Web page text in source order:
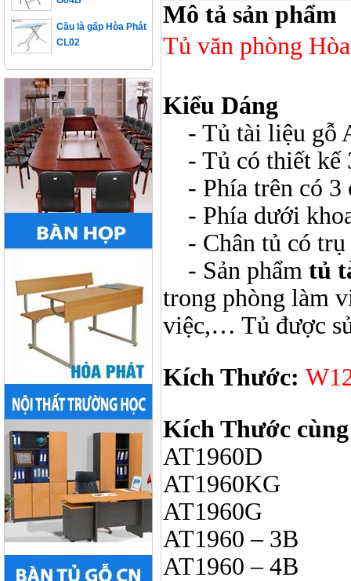
Mô tả sản phẩm
Tủ văn phòng
Kiểu Dáng
- Tủ tài liệu gỗ
- Tủ có thiết kế
- Phía trên có 3
- Phía dưới
- Chân tủ có trụ
- Sản phẩm tủ
trong phòng làm
việc,… Tủ được
Kích Thước:
Kích Thước
AT1960D
AT1960KG
AT1960G
AT1960 – 3B
AT1960 – 4B
CL02